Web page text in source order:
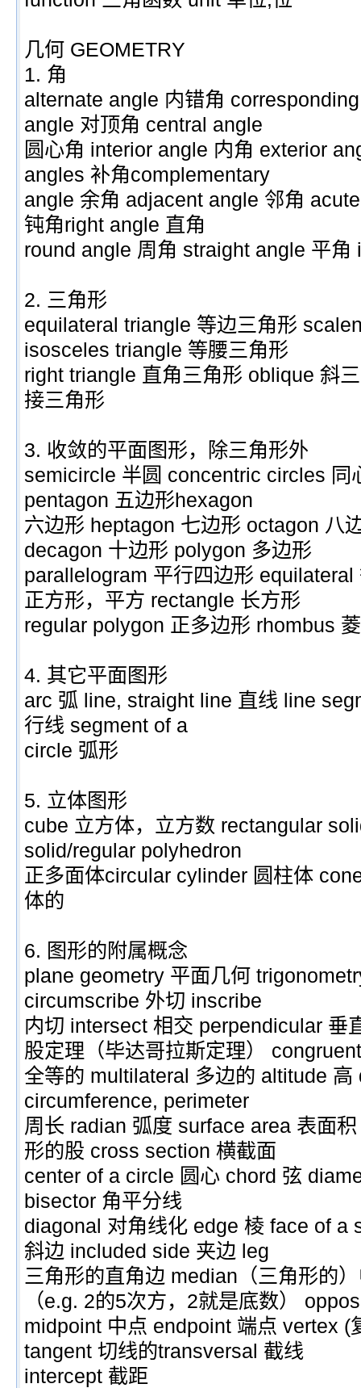
几何 GEOMETRY
1. 角
alternate angle 内错角
angle 对顶角 central angle
圆心角 interior angle 内角 exterior
angles 补角complementary
angle 余角 adjacent angle 邻角
钝角right angle 直角
round angle 周角 straight angle 平角
2. 三角形
equilateral triangle 等边三角形
isosceles triangle 等腰三角形
right triangle 直角三角形 oblique 斜
接三角形
3. 收敛的平面图形，除三角形外
semicircle 半圆 concentric circles 同
pentagon 五边形hexagon
六边形 heptagon 七边形 octagon 八
decagon 十边形 polygon 多边形
parallelogram 平行四边形
正方形，平方 rectangle 长方形
regular polygon 正多边形 rhombus
4. 其它平面图形
arc 弧 line, straight line 直线 line
行线 segment of a
circle 弧形
5. 立体图形
cube 立方体，立方数 rectangular
solid/regular polyhedron
正多面体circular cylinder 圆柱体
体的
6. 图形的附属概念
plane geometry 平面几何
circumscribe 外切 inscribe
内切 intersect 相交 perpendicular 垂
股定理（毕达哥拉斯定理） congruent
全等的 multilateral 多边的 altitude
circumference, perimeter
周长 radian 弧度 surface area 表面
形的股 cross section 横截面
center of a circle 圆心 chord 弦
bisector 角平分线
diagonal 对角线化 edge 棱 face of a
斜边 included side 夹边 leg
三角形的直角边 median（三角形的
（e.g. 2的5次方，2就是底数）
midpoint 中点 endpoint 端点 vertex (
tangent 切线的transversal 截线
intercept 截距